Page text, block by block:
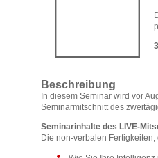
Beschreibung
In diesem Seminar wird vor
Seminarmitschnitt des
Seminarinhalte des LIVE-
Die non-verbalen